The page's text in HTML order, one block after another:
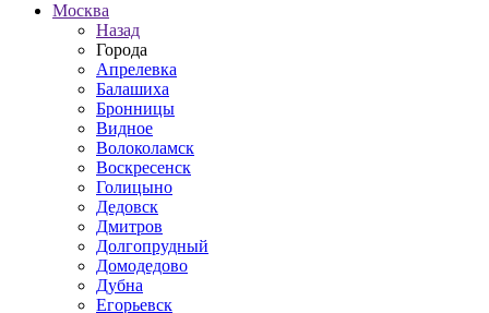
Москва
Назад
Города
Апрелевка
Балашиха
Бронницы
Видное
Волоколамск
Воскресенск
Голицыно
Дедовск
Дмитров
Долгопрудный
Домодедово
Дубна
Егорьевск